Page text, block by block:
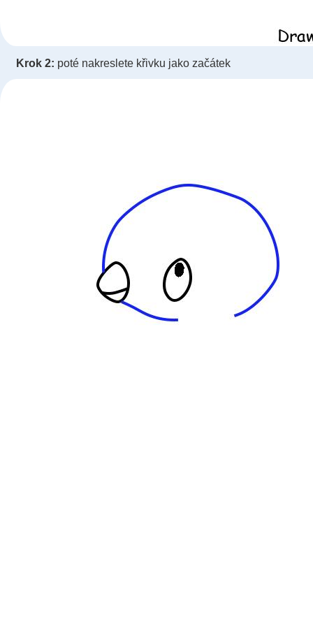
Krok 2: poté nakreslete křivku jako začátek